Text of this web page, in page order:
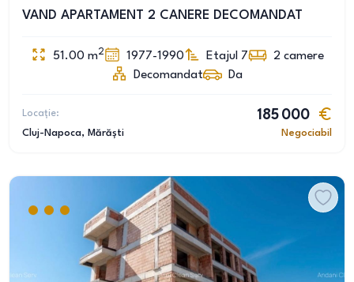
VAND APARTAMENT 2 CANERE DECOMANDAT
51.00 m2 1977-1990 Etajul 7 2 camere
Decomandat
Da
Locație:
Cluj-Napoca, Mărăști
185 000
Negociabil